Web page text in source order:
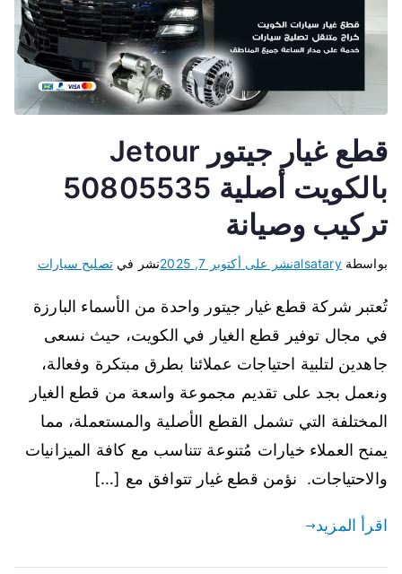
قطع غيار جيتور Jetour
بالكويت أصلية 50805535
تركيب وصيانة
بواسطةalsataryنشر على أكتوبر 7, 2025 نشر في تصليح سيارات
تُعتبر شركة قطع غيار جيتور واحدة من الأسماء البارزة
في مجال توفير قطع الغيار في الكويت، حيث نسعى
جاهدين لتلبية احتياجات عملائنا بطرق مبتكرة وفعالة،
ونعمل بجد على تقديم مجموعة واسعة من قطع الغيار
المختلفة التي تشمل القطع الأصلية والمستعملة، مما
يمنح العملاء خيارات مُتنوعة تتناسب مع كافة الميزانيات
والاحتياجات. نؤمن قطع غيار تتوافق مع […]
اقرأ المزيد